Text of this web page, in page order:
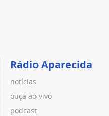
Rádio Aparecida
notícias
ouça ao vivo
podcast